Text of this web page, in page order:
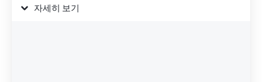
13
}
자세히 보기